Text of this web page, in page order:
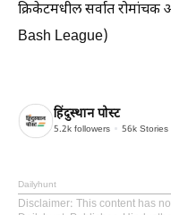
क्रिकेटमधील सर्वात रोमांचक
Bash League)
हिंदुस्थान पोस्ट
5.2k followers 56k Stories
Dailyhunt
Disclaimer: This content has